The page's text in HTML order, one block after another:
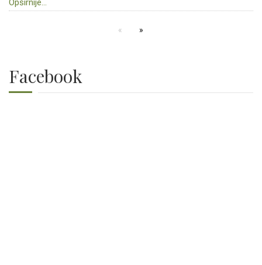
Opširnije...
Facebook